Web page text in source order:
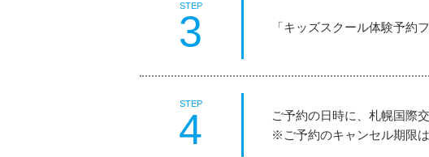
STEP
3 「キッズスクール体験予約
STEP
4
ご予約の日時に、札幌国際
※ご予約のキャンセル期限